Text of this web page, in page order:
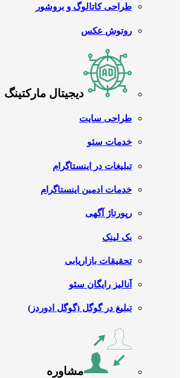
طراحی کاتالوگ و بروشور
روتوش عکس
دیجیتال مارکتینگ
طراحی سایت
خدمات سئو
تبلیغات در اینستاگرام
خدمات ادمین اینستاگرام
رپورتاژ آگهی
بک لینک
تحقیقات بازاریابی
آنالیز رایگان سئو
تبلیغ در گوگل (گوگل ادوردز)
مشاوره